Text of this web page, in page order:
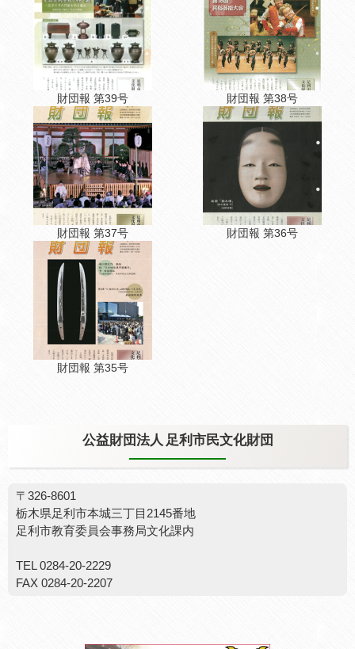
財団報 第39号 財団報 第38号
財団報 第37号 財団報 第36号
財団報 第35号
公益財団法人 足利市民文化財団
〒326-8601
栃木県足利市本城三丁目2145番地
足利市教育委員会事務局文化課内
TEL 0284-20-2229
FAX 0284-20-2207